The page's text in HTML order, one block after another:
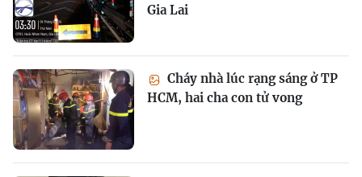
Gia Lai
Cháy nhà lúc rạng sáng ở TP
HCM, hai cha con tử vong